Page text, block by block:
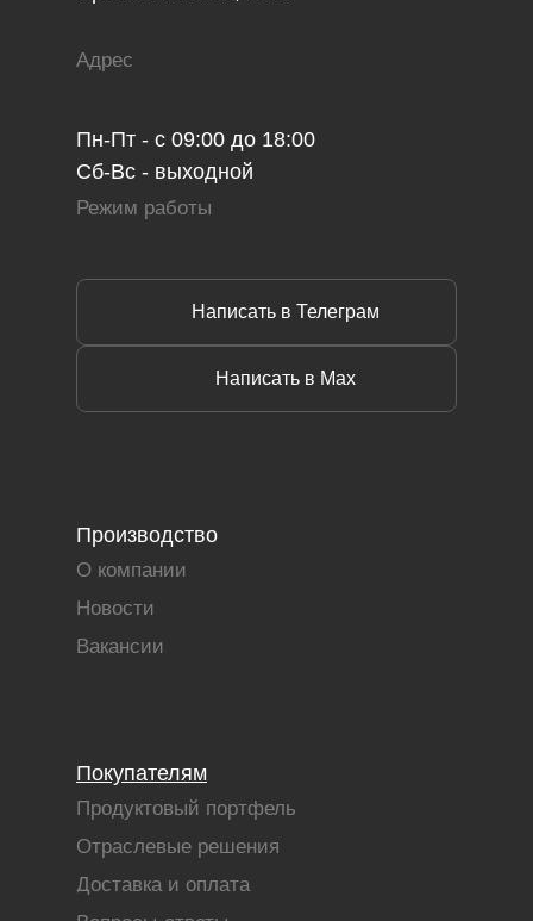
Адрес
Пн-Пт - с 09:00 до 18:00
Сб-Вс - выходной
Режим работы
Производство
О компании
Новости
Вакансии
Покупателям
Продуктовый портфель
Отраслевые решения
Доставка и оплата
Написать в Телеграм
Написать в Max